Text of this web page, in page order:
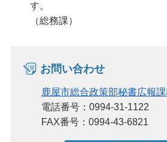
す。
（総務課）
お問い合わせ
鹿屋市総合政策部秘書広報
電話番号：0994-31-1122
FAX番号：0994-43-6821